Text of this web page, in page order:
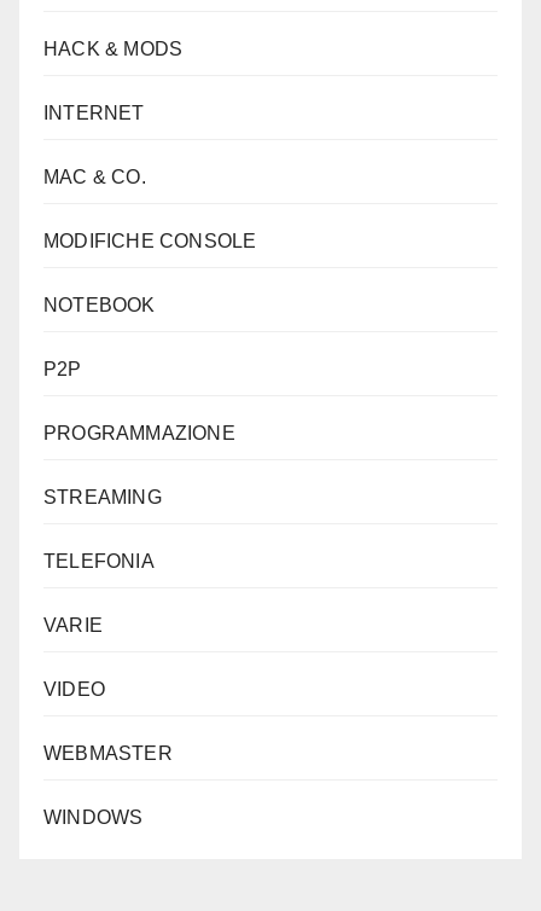
HACK & MODS
INTERNET
MAC & CO.
MODIFICHE CONSOLE
NOTEBOOK
P2P
PROGRAMMAZIONE
STREAMING
TELEFONIA
VARIE
VIDEO
WEBMASTER
WINDOWS